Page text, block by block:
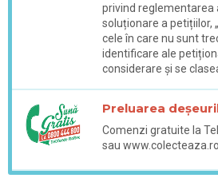
privind reglementarea
soluționare a petițiilor,
cele în care nu sunt
identificare ale
considerare și se
Preluarea
Comenzi gratuite la
sau www.colecteaza.ro